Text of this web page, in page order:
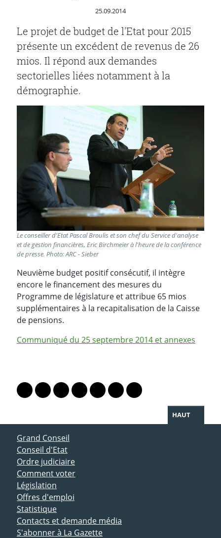
Publié le
25.09.2014
Le projet de budget de l'Etat pour 2015
présente un excédent de revenus de 26
mios. Il répond aux demandes
sectorielles liées notamment à la
démographie.
Le conseiller d'Etat Pascal Broulis et son chef du Service d'analyse
et de gestion financières, Eric Birchmeier à l'heure de la conférence
de presse. Photo: ARC - Sieber
Neuvième budget positif consécutif, il intègre
encore le financement des mesures du
Programme de législature et attribue 65 mios
supplémentaires à la recapitalisation de la Caisse
de pensions.
Communiqué du 25 septembre 2014 et annexes
Lien vers le profil Mastodon
Lien vers le profil Bluesky
Lien vers le profil Instagram
Lien vers le profil Linkedin
Lien vers le profil Facebook
Lien vers le profil Twitter
Partager par WhatsApp
HAUT
ACCÈS DIRECT
Grand Conseil
Conseil d'Etat
Ordre judiciaire
Comment voter
Législation
Offres d'emploi
Statistique
Contacts et demande média
S'abonner à La Gazette